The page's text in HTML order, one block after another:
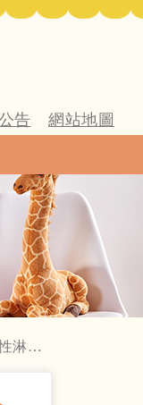
告
網站地圖
助病童療程